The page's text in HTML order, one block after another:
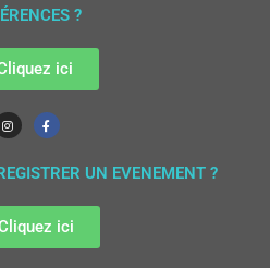
?
ici
UN EVENEMENT ?
ici